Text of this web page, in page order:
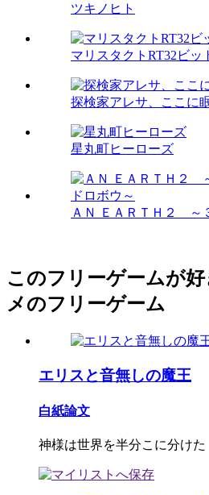
ツキノヒト
マリスタクトRT32ビッ
探検家アレサ、ここに
星丸町ヒーローズ
ＡＮ ＥＡＲＴＨ２ ～
このフリーゲームが
メのフリーゲーム
エリスと音無しの魔王
白紙論文
神様は世界を半分こに分けた